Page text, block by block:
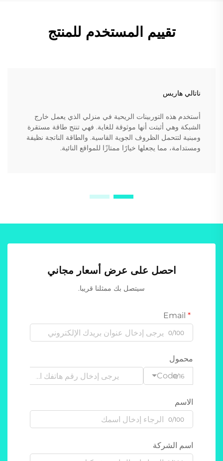
تقييم المستخدم للمنتج
ناتالي هاريس
أستخدم هذه التوربينات الريحية في منزلي الذي يعمل خارج
الشبكة وهي أثبتت أنها موثوقة للغاية. فهي تنتج طاقة مستقرة
ومبنية لتتحمل الظروف الجوية القاسية. والطاقة الناتجة نظيفة
ومستدامة، مما يجعلها خيارًا ممتازًا للمواقع النائية.
احصل على عرض أسعار مجاني
سيتصل بك ممثلنا قريبا.
0/100
محمول
Code0/16
الاسم
0/100
اسم الشركة